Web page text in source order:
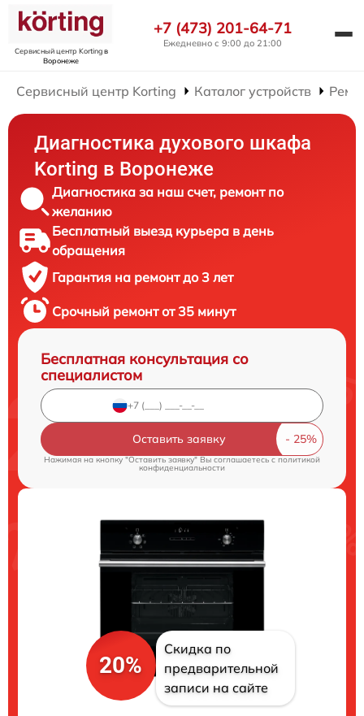
Сервисный центр Kortingв
Воронеже
+7 (473) 201-64-71
Ежедневно с 9:00 до 21:00
Сервисный центр Korting Каталог устройств
Диагностика духового шкафа
Korting в Воронеже
Диагностика за наш счет, ремонт по
желанию
Бесплатный выезд курьера в день
обращения
Гарантия на ремонт до 3 лет
Срочный ремонт от 35 минут
Бесплатная консультация со
специалистом
Оставить заявку
Нажимая на кнопку "Оставить заявку" Вы соглашаетесь cполитикой
конфиденциальности
20%
Скидка по
предварительной
записи на сайте